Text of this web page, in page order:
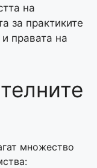
на
за практиките
правата на
множество